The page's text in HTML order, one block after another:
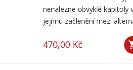
nenalezne obvyklé kapitoly
jejímu začlenění mezi
470,00 Kč